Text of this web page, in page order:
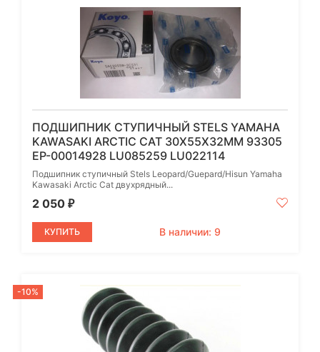
ПОДШИПНИК СТУПИЧНЫЙ STELS YAMAHA
KAWASAKI ARCTIC CAT 30Х55Х32ММ 93305
EP-00014928 LU085259 LU022114
Подшипник ступичный Stels Leopard/Guepard/Hisun Yamaha
Kawasaki Arctic Cat двухрядный...
2 050 ₽
КУПИТЬ В наличии: 9
-10%